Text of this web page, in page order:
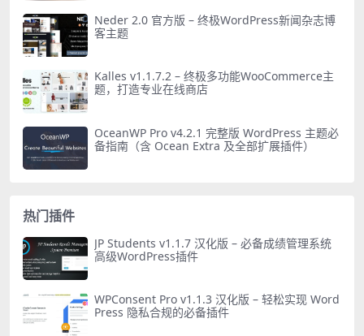
Neder 2.0 官方版 – 终极WordPress新闻杂志博
客主题
Kalles v1.1.7.2 – 终极多功能WooCommerce主
题，打造专业在线商店
OceanWP Pro v4.2.1 完整版 WordPress 主题必
备指南（含 Ocean Extra 及全部扩展插件）
热门插件
JP Students v1.1.7 汉化版 – 必备成绩管理系统
高级WordPress插件
WPConsent Pro v1.1.3 汉化版 – 轻松实现 Word
Press 隐私合规的必备插件